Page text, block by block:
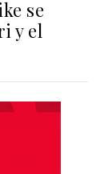
se
y el